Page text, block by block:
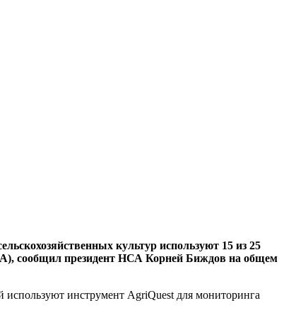
культур используют 15 из 25
сообщил президент НСА Корней Биждов на общем
инструмент AgriQuest для мониторинга